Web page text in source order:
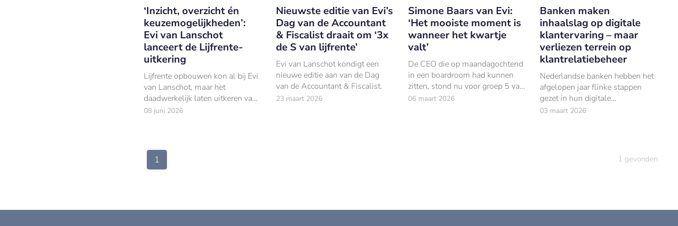
‘Inzicht, overzicht én
keuzemogelijkheden’:
Evi van Lanschot
lanceert de Lijfrente-
uitkering
Lijfrente opbouwen kon al bij Evi
van Lanschot, maar het
daadwerkelijk laten uitkeren van
dat opgebouwde vermogen
08 juni 2026
Nieuwste editie van Evi’s
Dag van de Accountant
& Fiscalist draait om ‘3x
de S van lijfrente’
Evi van Lanschot kondigt een
nieuwe editie aan van de Dag
van de Accountant & Fiscalist.
23 maart 2026
Simone Baars van Evi:
‘Het mooiste moment is
wanneer het kwartje
valt’
De CEO die op maandagochtend
in een boardroom had kunnen
zitten, stond nu voor groep 5 van
een basisschool in Amsterdam-
06 maart 2026
Banken maken
inhaalslag op digitale
klantervaring – maar
verliezen terrein op
klantrelatiebeheer
Nederlandse banken hebben het
afgelopen jaar flinke stappen
gezet in hun digitale
klantervaring, zo blijkt uit de
03 maart 2026
1 1 gevonden